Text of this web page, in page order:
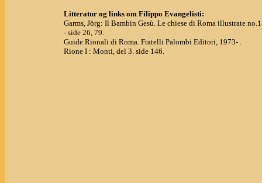
Litteratur og links om Filippo Evangelisti:
Garms, Jörg: Il Bambin Gesù. Le chiese di Roma illustrate
- side 26, 79.
Guide Rionali di Roma. Fratelli Palombi Editori, 1973- .
Rione I : Monti, del 3. side 146.